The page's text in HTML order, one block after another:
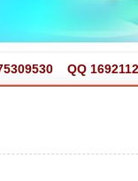
QQ